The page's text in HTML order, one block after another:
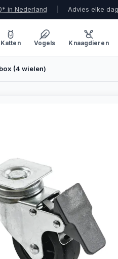
in Nederland Advies elke
Katten Vogels Knaagdieren
(4 wielen)